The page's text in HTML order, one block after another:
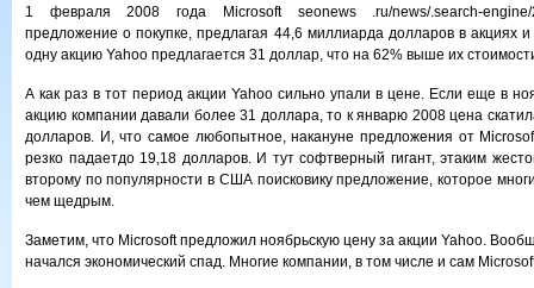
1 февраля 2008 года Microsoft seonews .ru/news/.search-engine/
предложение о покупке, предлагая 44,6 миллиарда долларов в акциях
одну акцию Yahoo предлагается 31 доллар, что на 62% выше их
А как раз в тот период акции Yahoo сильно упали в цене. Если еще в
акцию компании давали более 31 доллара, то к январю 2008 цена
долларов. И, что самое любопытное, накануне предложения от
резко падаетдо 19,18 долларов. И тут софтверный гигант, этаким
второму по популярности в США поисковику предложение, которое
чем щедрым.
Заметим, что Microsoft предложил ноябрьскую цену за акции Yahoo.
начался экономический спад. Многие компании, в том числе и сам